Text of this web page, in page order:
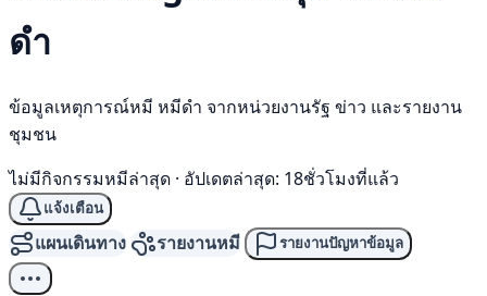
ดำ
ข้อมูลเหตุการณ์หมี หมีดำ จากหน่วยงานรัฐ ข่าว และรายงาน
ชุมชน
ไม่มีกิจกรรมหมีล่าสุด · อัปเดตล่าสุด: 18ชั่วโมงที่แล้ว
แจ้งเตือน
แผนเดินทาง รายงานหมี รายงานปัญหาข้อมูล